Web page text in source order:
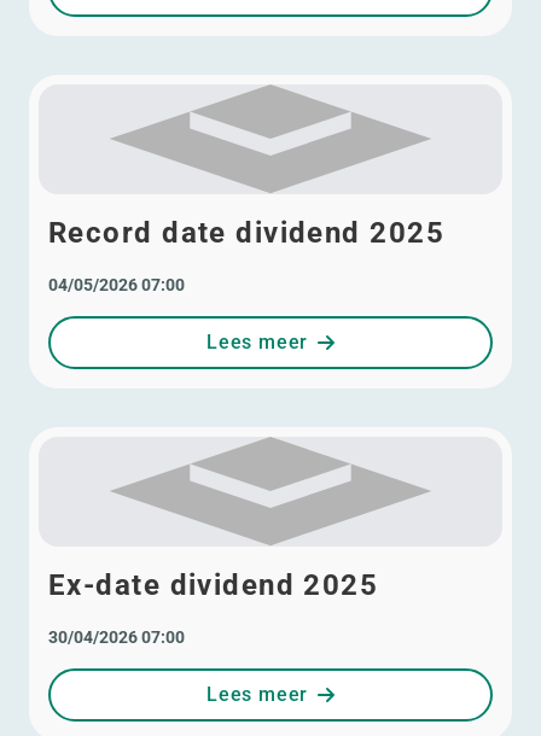
Record date dividend 2025
04/05/2026 07:00
Lees meer
Ex-date dividend 2025
30/04/2026 07:00
Lees meer